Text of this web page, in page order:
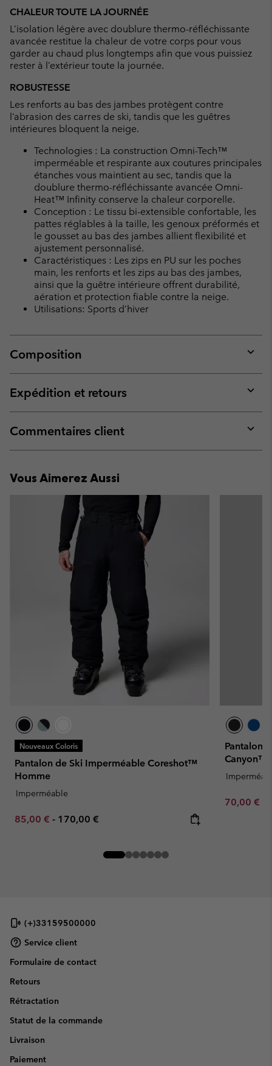
CHALEUR TOUTE LA JOURNÉE
L’isolation légère avec doublure thermo-réfléchissante
avancée restitue la chaleur de votre corps pour vous
garder au chaud plus longtemps afin que vous puissiez
rester à l’extérieur toute la journée.
ROBUSTESSE
Les renforts au bas des jambes protègent contre
l’abrasion des carres de ski, tandis que les guêtres
intérieures bloquent la neige.
Technologies : La construction Omni-Tech™
imperméable et respirante aux coutures principales
étanches vous maintient au sec, tandis que la
doublure thermo-réfléchissante avancée Omni-
Heat™ Infinity conserve la chaleur corporelle.
Conception : Le tissu bi-extensible confortable, les
pattes réglables à la taille, les genoux préformés et
le gousset au bas des jambes allient flexibilité et
ajustement personnalisé.
Caractéristiques : Les zips en PU sur les poches
main, les renforts et les zips au bas des jambes,
ainsi que la guêtre intérieure offrent durabilité,
aération et protection fiable contre la neige.
Utilisations: Sports d’hiver
Composition
or
Expédition et retours
or
Commentaires client
or
Vous Aimerez Aussi
Nouveaux Coloris
Pantalon de Ski Imperméable Coreshot™
Homme
Imperméable
Minimum sale price:
85,00 € - Maximum price:
170,00 €
Pantalon
Canyon™
Minimum
70,00 €
(+)33159500000
Service client
Formulaire de contact
Retours
Rétractation
Statut de la commande
Livraison
Paiement